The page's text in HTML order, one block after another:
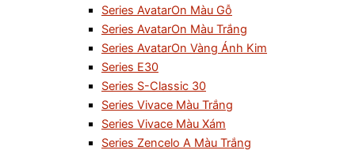
Series AvatarOn Màu Gỗ
Series AvatarOn Màu Trắng
Series AvatarOn Vàng Ánh Kim
Series E30
Series S-Classic 30
Series Vivace Màu Trắng
Series Vivace Màu Xám
Series Zencelo A Màu Trắng